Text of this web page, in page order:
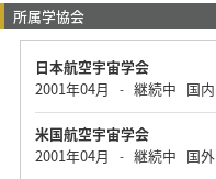
所属学協会
日本航空宇宙学会
2001年04月
- 継続中 国内
米国航空宇宙学会
2001年04月
- 継続中 国外